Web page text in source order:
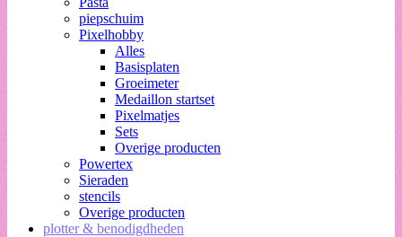
piepschuim
Pixelhobby
Alles
Basisplaten
Groeimeter
Medaillon startset
Pixelmatjes
Sets
Overige producten
Powertex
Sieraden
stencils
Overige producten
plotter & benodigdheden